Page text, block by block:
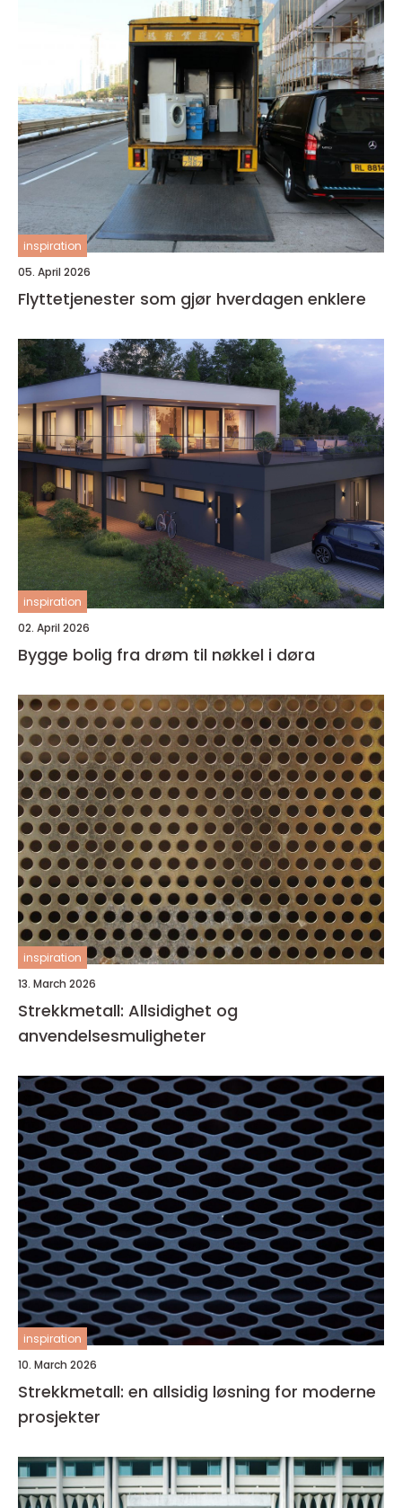
inspiration
05. April 2026
Flyttetjenester som gjør hverdagen enklere
inspiration
02. April 2026
Bygge bolig fra drøm til nøkkel i døra
inspiration
13. March 2026
Strekkmetall: Allsidighet og
anvendelsesmuligheter
inspiration
10. March 2026
Strekkmetall: en allsidig løsning for moderne
prosjekter